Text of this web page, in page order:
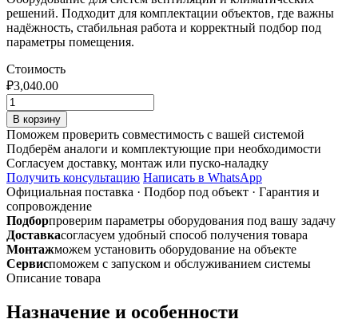
решений. Подходит для комплектации объектов, где важны
надёжность, стабильная работа и корректный подбор под
параметры помещения.
Стоимость
₽3,040.00
Количество
товара
Гибкий
теплоизолированный
воздуховод
ISO
ALU2.0
D127
алюминиевый
10м
Vent-
style
В корзину
Поможем проверить совместимость с вашей системой
Подберём аналоги и комплектующие при необходимости
Согласуем доставку, монтаж или пуско-наладку
Получить консультацию Написать в WhatsApp
Официальная поставка · Подбор под объект · Гарантия и
сопровождение
Подборпроверим параметры оборудования под вашу задачу
Доставкасогласуем удобный способ получения товара
Монтажможем установить оборудование на объекте
Сервиспоможем с запуском и обслуживанием системы
Описание товара
Назначение и особенности